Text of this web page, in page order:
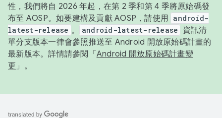
性，我們將自 2026 年起，在第 2 季和第 4 季將原始碼發
布至 AOSP。如要建構及貢獻 AOSP，請使用 android-
latest-release 。 android-latest-release
資訊清
單分支版本一律會參照推送至 Android 開放原始碼計畫的
最新版本。詳情請參閱「 Android 開放原始碼計畫變
更 」。